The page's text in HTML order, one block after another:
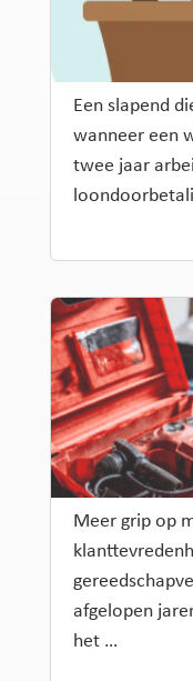
Een slapend
wanneer een
twee jaar
Meer grip op
afgelopen
het …